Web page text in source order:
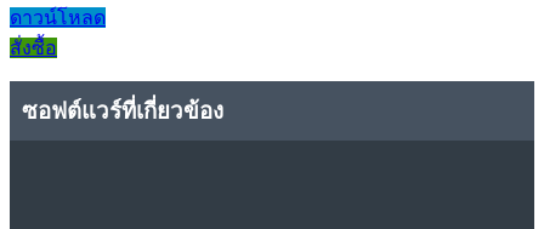
ดาวน์โหลด
สั่งซื้อ
ซอฟต์แวร์ที่เกี่ยวข้อง